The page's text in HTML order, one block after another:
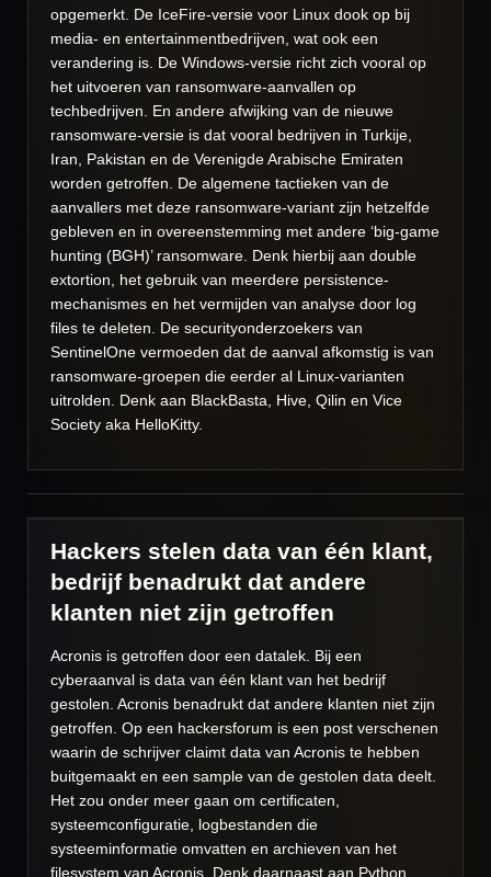
opgemerkt. De IceFire-versie voor Linux dook op bij
media- en entertainmentbedrijven, wat ook een
verandering is. De Windows-versie richt zich vooral op
het uitvoeren van ransomware-aanvallen op
techbedrijven. En andere afwijking van de nieuwe
ransomware-versie is dat vooral bedrijven in Turkije,
Iran, Pakistan en de Verenigde Arabische Emiraten
worden getroffen. De algemene tactieken van de
aanvallers met deze ransomware-variant zijn hetzelfde
gebleven en in overeenstemming met andere ‘big-game
hunting (BGH)’ ransomware. Denk hierbij aan double
extortion, het gebruik van meerdere persistence-
mechanismes en het vermijden van analyse door log
files te deleten. De securityonderzoekers van
SentinelOne vermoeden dat de aanval afkomstig is van
ransomware-groepen die eerder al Linux-varianten
uitrolden. Denk aan BlackBasta, Hive, Qilin en Vice
Society aka HelloKitty.
Hackers stelen data van één klant,
bedrijf benadrukt dat andere
klanten niet zijn getroffen
Acronis is getroffen door een datalek. Bij een
cyberaanval is data van één klant van het bedrijf
gestolen. Acronis benadrukt dat andere klanten niet zijn
getroffen. Op een hackersforum is een post verschenen
waarin de schrijver claimt data van Acronis te hebben
buitgemaakt en een sample van de gestolen data deelt.
Het zou onder meer gaan om certificaten,
systeemconfiguratie, logbestanden die
systeeminformatie omvatten en archieven van het
filesystem van Acronis. Denk daarnaast aan Python